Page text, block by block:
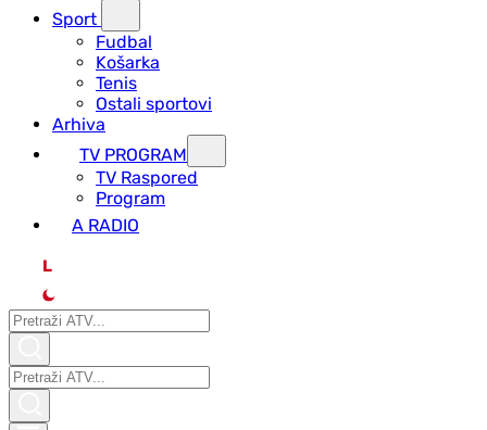
Sport
Fudbal
Košarka
Tenis
Ostali sportovi
Arhiva
TV PROGRAM
ТV Raspored
Program
A RADIO
L